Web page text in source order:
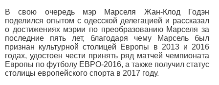
В свою очередь мэр Марселя Жан-Клод Годэн
поделился опытом с одесской делегацией и рассказал
о достижениях мэрии по преобразованию Марселя за
последние пять лет, благодаря чему Марсель был
признан культурной столицей Европы в 2013 и 2016
годах, удостоен чести принять ряд матчей чемпионата
Европы по футболу ЕВРО-2016, а также получил статус
столицы европейского спорта в 2017 году.